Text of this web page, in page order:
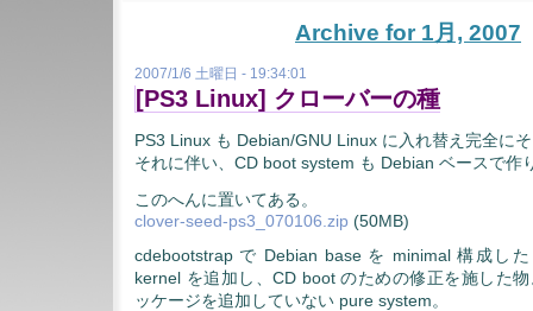
Archive for 1月, 2007
2007/1/6 土曜日 - 19:34:01
[PS3 Linux] クローバーの種
PS3 Linux も Debian/GNU Linux に入れ替え完全に
それに伴い、CD boot system も Debian ベースで作
このへんに置いてある。
clover-seed-ps3_070106.zip (50MB)
cdebootstrap で Debian base を minimal 構成し
kernel を追加し、CD boot のための修正を施した
ッケージを追加していない pure system。